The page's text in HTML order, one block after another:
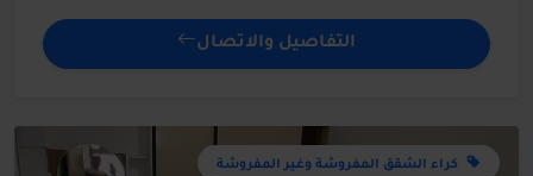
التفاصيل والاتصال
كراء الشقق المفروشة وغير المفروشة